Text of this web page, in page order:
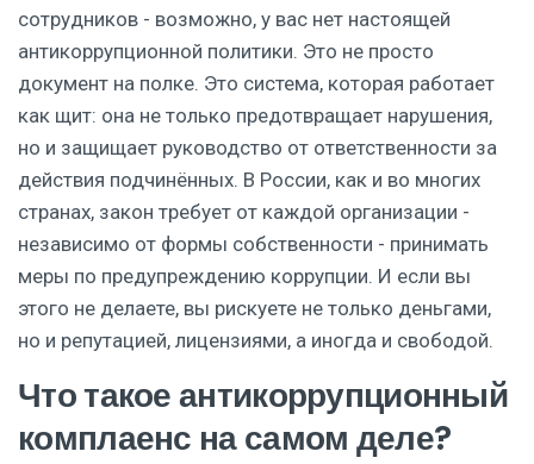
сотрудников - возможно, у вас нет настоящей
антикоррупционной политики. Это не просто
документ на полке. Это система, которая работает
как щит: она не только предотвращает нарушения,
но и защищает руководство от ответственности за
действия подчинённых. В России, как и во многих
странах, закон требует от каждой организации -
независимо от формы собственности - принимать
меры по предупреждению коррупции. И если вы
этого не делаете, вы рискуете не только деньгами,
но и репутацией, лицензиями, а иногда и свободой.
Что такое антикоррупционный
комплаенс на самом деле?